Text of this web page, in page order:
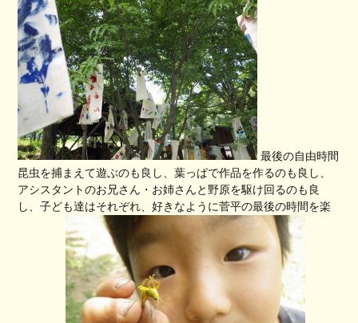
最後の自由時間
昆虫を捕まえて遊ぶのも良し、葉っぱで作品を作るのも良し、
アシスタントのお兄さん・お姉さんと野原を駆け回るのも良
し、子ども達はそれぞれ、好きなように菅平の最後の時間を楽